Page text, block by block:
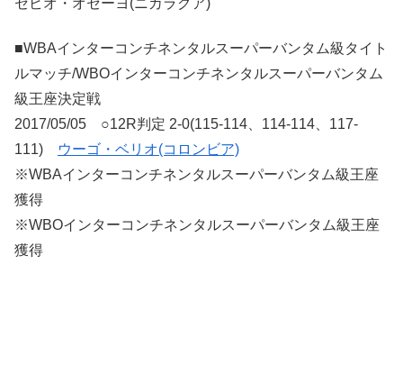
セビオ・オセーヨ(ニカラグア)
■WBAインターコンチネンタルスーパーバンタム級タイト
ルマッチ/WBOインターコンチネンタルスーパーバンタム
級王座決定戦
2017/05/05 ○12R判定 2-0(115-114、114-114、117-
111)
ウーゴ・ベリオ(コロンビア)
※WBAインターコンチネンタルスーパーバンタム級王座
獲得
※WBOインターコンチネンタルスーパーバンタム級王座
獲得